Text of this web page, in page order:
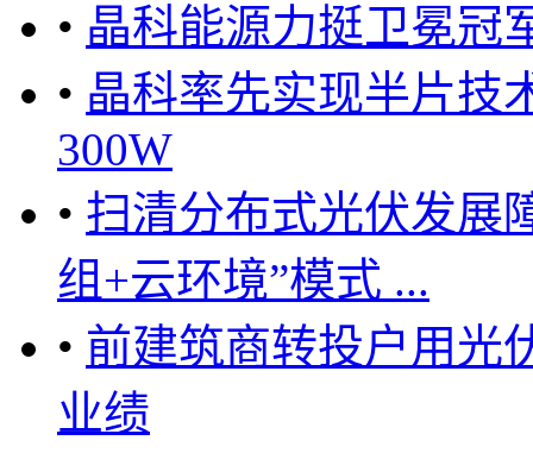
• 晶科能源力挺卫冕冠
• 晶科率先实现半片技
300W
• 扫清分布式光伏发展
组+云环境”模式 ...
• 前建筑商转投户用光
业绩